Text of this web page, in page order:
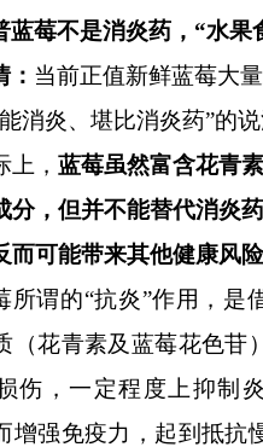
蓝莓不是消炎药， “水果
： 当前正值新鲜蓝莓大
消炎、堪比消炎药”的
上， 蓝莓虽然富含花青
分，但并不能替代消炎
而可能带来其他健康风险
所谓的“抗炎”作用，是
（花青素及蓝莓花色苷
伤，一定程度上抑制
增强免疫力，起到抵抗